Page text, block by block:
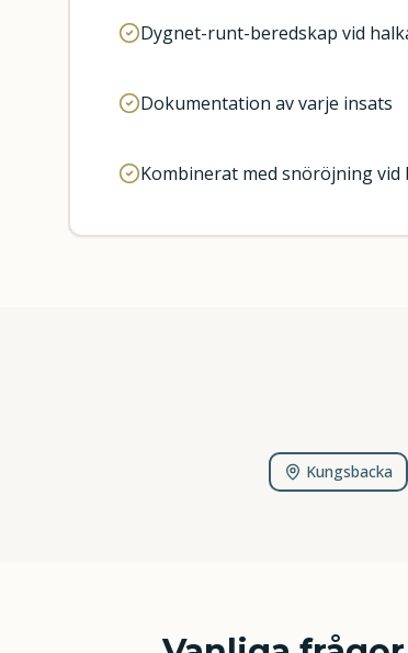
Dygnet-runt-beredskap vid
Dokumentation av varje insats
Kombinerat med snöröjning vid
Kungsbacka